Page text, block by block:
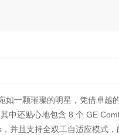
如一颗璀璨的明星，凭借卓越
中还贴心地包含 8 个 GE
并且支持全双工自适应模式